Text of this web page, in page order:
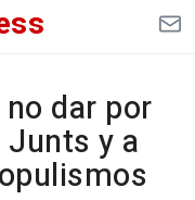
dar por
y a